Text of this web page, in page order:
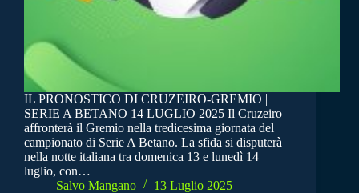
IL PRONOSTICO DI CRUZEIRO-GREMIO |
SERIE A BETANO 14 LUGLIO 2025 Il Cruzeiro
affronterà il Gremio nella tredicesima giornata del
campionato di Serie A Betano. La sfida si disputerà
nella notte italiana tra domenica 13 e lunedì 14
luglio, con…
Salvo Mangano
13 Luglio 2025